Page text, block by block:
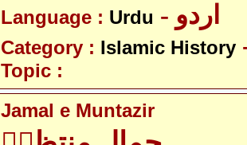
Language : Urdu - اردو
Category : Islamic History
Topic :
Jamal e Muntazir